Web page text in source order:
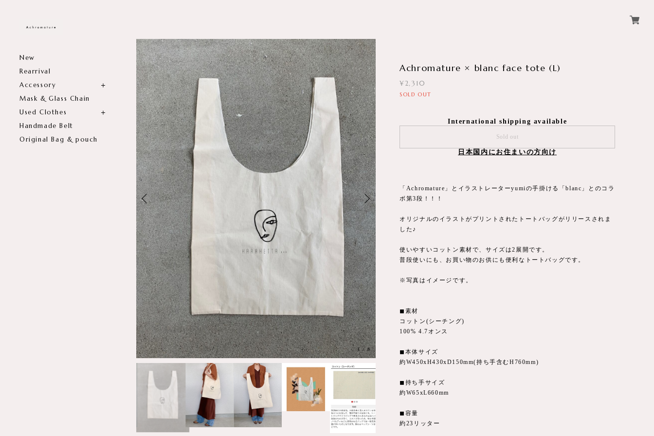
New
Rearrival
Accessory
Mask & Glass Chain
Used Clothes
Handmade Belt
Original Bag & pouch
3/8
Achromature × blanc face tote (L)
¥2,310
SOLD OUT
International shipping available
Sold out
日本国内にお住まいの方向け
「Achromature」とイラストレーターyumiの手掛ける「blanc」とのコラ
ボ第3段！！！
オリジナルのイラストがプリントされたトートバッグがリリースされま
した♪
使いやすいコットン素材で、サイズは2展開です。
普段使いにも、お買い物のお供にも便利なトートバッグです。
※写真はイメージです。
◼︎素材
コットン(シーチング)
100% 4.7オンス
◼︎本体サイズ
約W450xH430xD150mm(持ち手含むH760mm)
◼︎持ち手サイズ
約W65xL660mm
◼︎容量
約23リッター